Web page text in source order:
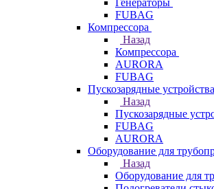
Генераторы
FUBAG
Компрессора
Назад
Компрессора
AURORA
FUBAG
Пускозарядные устройства
Назад
Пускозарядные
FUBAG
AURORA
Оборудование для
Назад
Оборудование для